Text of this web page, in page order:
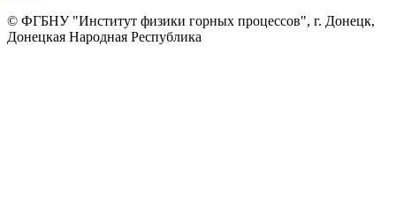
© ФГБНУ "Институт физики горных процессов", г. Донецк,
Донецкая Народная Республика